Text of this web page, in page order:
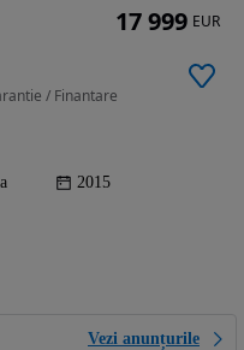
/ Finantare
2015
Vezi anunțurile
17 999 EUR